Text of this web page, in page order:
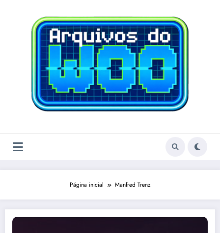
Página inicial Manfred Trenz